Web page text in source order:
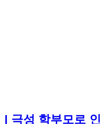
극성 학부모로 인